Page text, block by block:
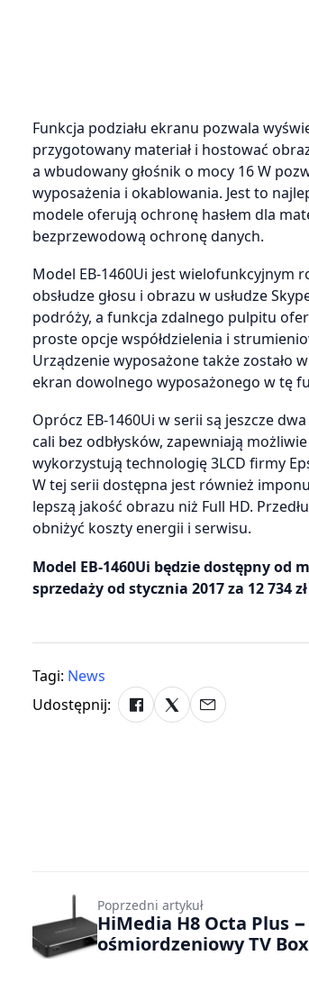
Funkcja podziału ekranu pozwala
przygotowany materiał i hostować
a wbudowany głośnik o mocy 16 W
wyposażenia i okablowania. Jest to
modele oferują ochronę hasłem dla
bezprzewodową ochronę danych.
Model EB-1460Ui jest wielofunkcyjnym
obsłudze głosu i obrazu w usłudze
podróży, a funkcja zdalnego pulpitu
proste opcje współdzielenia i
Urządzenie wyposażone także zostało
ekran dowolnego wyposażonego w tę
Oprócz EB-1460Ui w serii są jeszcze
cali bez odbłysków, zapewniają
wykorzystują technologię 3LCD firmy
W tej serii dostępna jest również
lepszą jakość obrazu niż Full HD.
obniżyć koszty energii i serwisu.
Model EB-1460Ui będzie dostępny od
sprzedaży od stycznia 2017 za 12 734 zł
Tagi: News
Udostępnij:
Poprzedni artykuł
HiMedia H8 Octa Plus −
ośmiordzeniowy TV